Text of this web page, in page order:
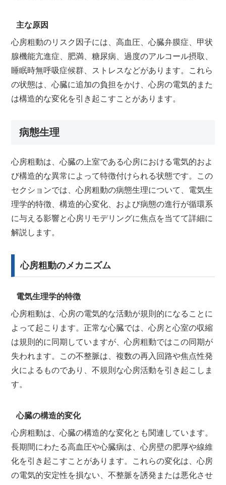
主な原因
心房粗動のリスク因子には、高血圧、心臓弁膜症、甲状
腺機能亢進症、肥満、糖尿病、過度のアルコール摂取、
睡眠時無呼吸症候群、ストレスなどがあります。これら
の状態は、心臓に追加の負担をかけ、心房の電気的また
は構造的な変化を引き起こすことがあります。
病態生理
心房粗動は、心臓の上室である心房における電気的およ
び構造的な異常によって特徴付けられる状態です。この
セクションでは、心房粗動の病態生理について、電気生
理学的特徴、構造的心変化、および病態の進行が循環系
に与える影響と心房リモデリングに焦点を当てて詳細に
解説します。
心房粗動のメカニズム
電気生理学的特徴
心房粗動は、心房の電気的な活動が規則的になることに
よって起こります。正常な心臓では、心房と心室の収縮
は規則的に同期していますが、心房粗動ではこの同期が
失われます。この不整脈は、複数の再入回路や焦点性発
火によるものであり、不規則な心房活動を引き起こしま
す。
心臓の構造的変化
心房粗動は、心臓の構造的な変化とも関連しています。
長期間にわたる高血圧や心臓病は、心房壁の肥厚や線維
化を引き起こすことがあります。これらの変化は、心房
の電気的安定性を損ない、不整脈を誘発または悪化させ